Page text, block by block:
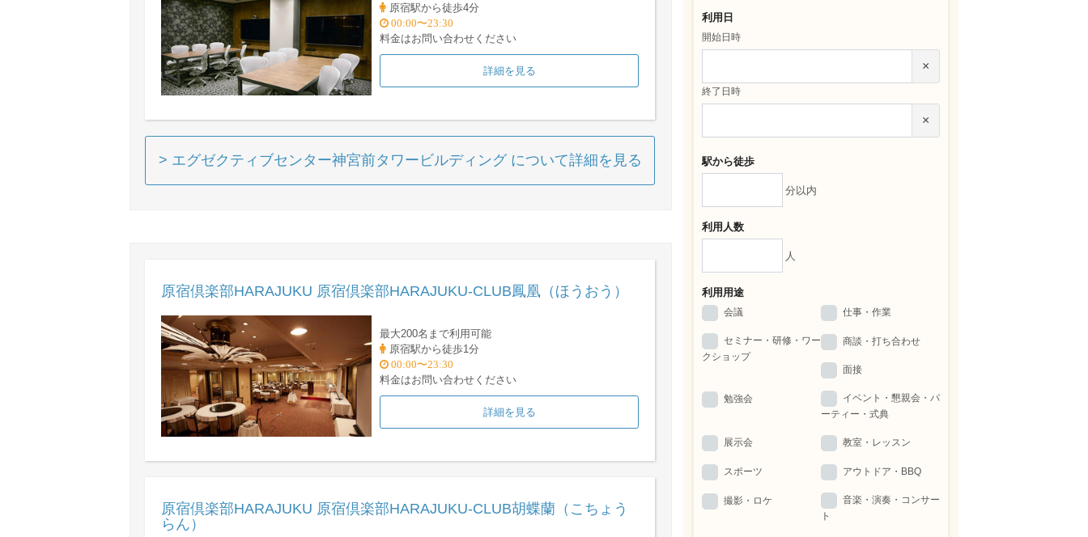
原宿駅から徒歩4分
00:00〜23:30
料金はお問い合わせください
詳細を見る
> エグゼクティブセンター神宮前タワービルディング について詳細を見る
原宿倶楽部HARAJUKU 原宿倶楽部HARAJUKU-CLUB鳳凰（ほうおう）
最大200名まで利用可能
原宿駅から徒歩1分
00:00〜23:30
料金はお問い合わせください
詳細を見る
原宿倶楽部HARAJUKU 原宿倶楽部HARAJUKU-CLUB胡蝶蘭（こちょう
らん）
利用日
開始日時
×
終了日時
×
駅から徒歩
分以内
利用人数
人
利用用途
会議 仕事・作業
セミナー・研修・ワー
クショップ
商談・打ち合わせ
面接
勉強会
イベント・懇親会・パ
ーティー・式典
展示会 教室・レッスン
スポーツ アウトドア・BBQ
撮影・ロケ
音楽・演奏・コンサー
ト